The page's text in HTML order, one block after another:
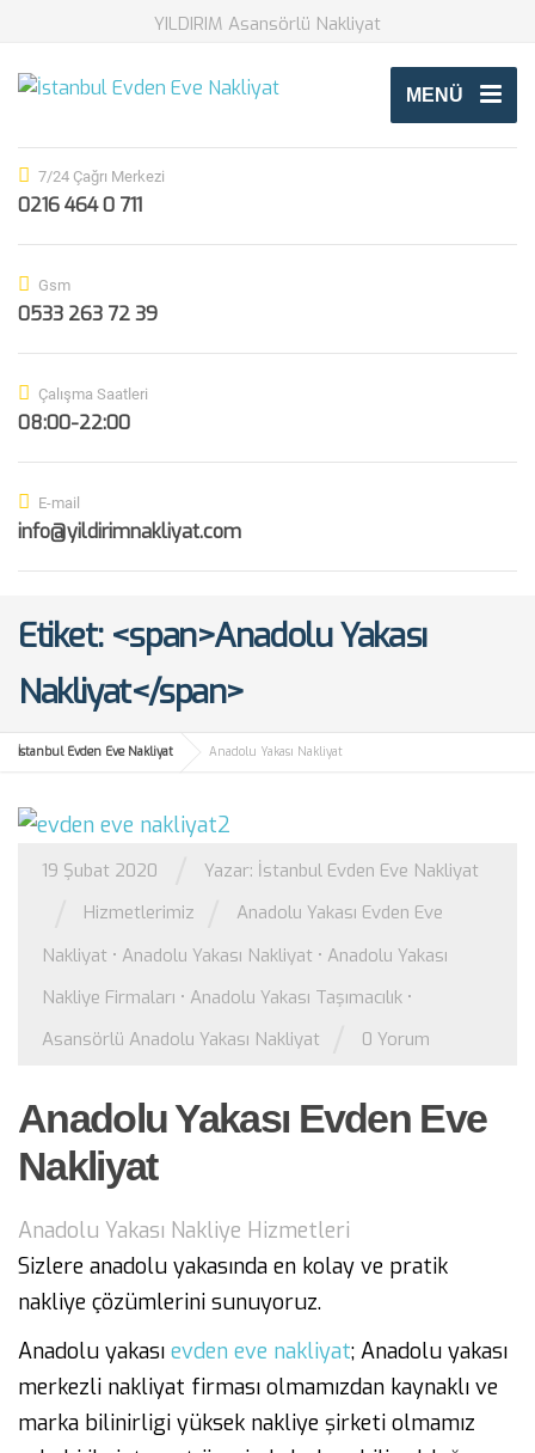
YILDIRIM Asansörlü Nakliyat
MENÜ
7/24 Çağrı Merkezi
0216 464 0 711
Gsm
0533 263 72 39
Çalışma Saatleri
08:00-22:00
E-mail
info@yildirimnakliyat.com
Etiket: <span>Anadolu Yakası
Nakliyat</span>
İstanbul Evden Eve Nakliyat Anadolu Yakası Nakliyat
19 Şubat 2020 Yazar: İstanbul Evden Eve Nakliyat
Hizmetlerimiz
Anadolu Yakası Evden Eve
Nakliyat • Anadolu Yakası Nakliyat • Anadolu Yakası
Nakliye Firmaları • Anadolu Yakası Taşımacılık •
Asansörlü Anadolu Yakası Nakliyat
0 Yorum
Anadolu Yakası Evden Eve
Nakliyat
Anadolu Yakası Nakliye Hizmetleri
Sizlere anadolu yakasında en kolay ve pratik
nakliye çözümlerini sunuyoruz.
Anadolu yakası evden eve nakliyat; Anadolu yakası
merkezli nakliyat firması olmamızdan kaynaklı ve
marka bilinirligi yüksek nakliye şirketi olmamız